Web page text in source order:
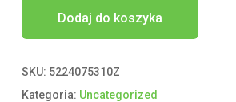
Dodaj do koszyka
SKU: 5224075310Z
Kategoria: Uncategorized